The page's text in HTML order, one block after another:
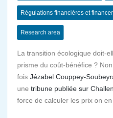
Régulations financières et
Research area
La transition écologique doit-
prisme du coût-bénéfice ?
fois Jézabel Couppey-
une tribune publiée sur
force de calculer les prix on